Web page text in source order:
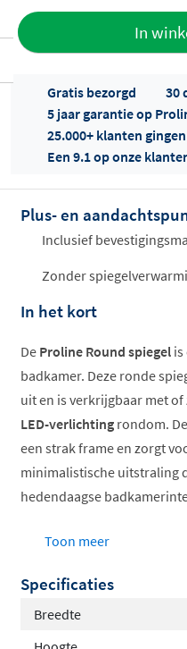
In
Offertes
ophalen...
Gratis bezorgd
30
5 jaar garantie op
25.000+ klanten
Een 9.1 op onze
Plus- en
Inclusief
Zonder
In het kort
De Proline Round spiegel is
badkamer. Deze ronde
uit en is verkrijgbaar met
LED-verlichting rondom.
een strak frame en zorgt
minimalistische uitstraling
hedendaagse
Ronde vorm voor
Sensorschakelaar bij
Verkrijgbaar in 60, 80,
Toon meer
Specificaties
Breedte